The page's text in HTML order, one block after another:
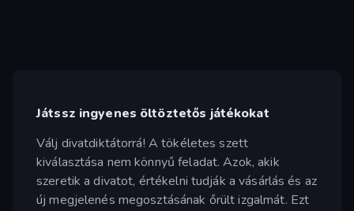
Játssz ingyenes öltöztetős játékokat
Válj divatdiktátorrá! A tökéletes szett
kiválasztása nem könnyű feladat. Azok, akik
szeretik a divatot, értékelni tudják a vásárlás és az
új megjelenés megosztásának őrült izgalmát. Ezt